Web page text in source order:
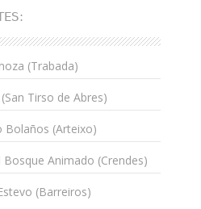
(Trabada)
Tirso de Abres)
Bolaños (Arteixo)
Animado (Crendes)
(Barreiros)